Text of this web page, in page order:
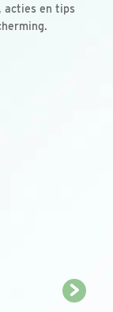
acties en tips